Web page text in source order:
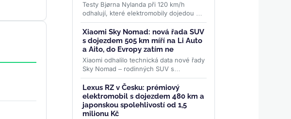
Testy Bjørna Nylanda při 120 km/h
odhalují, které elektromobily dojedou na
jednu zastávku nejdál. Tesla Model 3
ujede 483 km, některá SUV o...>>
Xiaomi Sky Nomad: nová řada SUV
s dojezdem 505 km míří na Li Auto
a Aito, do Evropy zatím ne
Xiaomi odhalilo technická data nové řady
Sky Nomad – rodinných SUV s
benzinovým generátorem a dojezdem
až 505 km na baterii. Do Evropy ale...
>>
Lexus RZ v Česku: prémiový
elektromobil s dojezdem 480 km a
japonskou spolehlivostí od 1,5
milionu Kč